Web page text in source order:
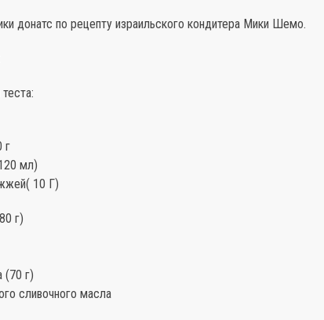
донатс по рецепту израильского кондитера Мики Шемо.
г
мл)
10 Г)
г)
(70 г)
сливочного масла